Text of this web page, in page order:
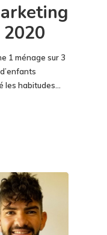
1 ménage sur 3
les habitudes…